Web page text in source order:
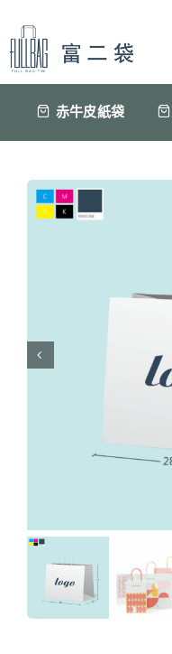
to
content
公版紙袋
聯絡我們
赤牛皮紙袋